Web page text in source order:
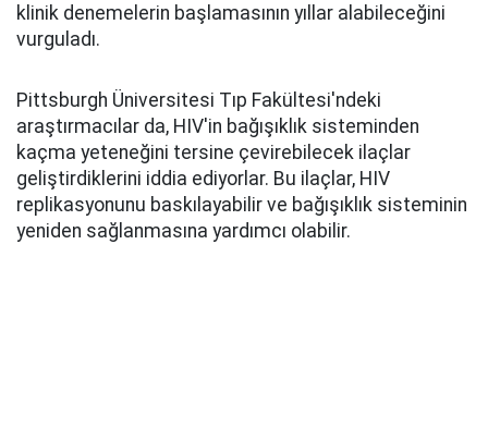
klinik denemelerin başlamasının yıllar alabileceğini
vurguladı.
Pittsburgh Üniversitesi Tıp Fakültesi'ndeki
araştırmacılar da, HIV'in bağışıklık sisteminden
kaçma yeteneğini tersine çevirebilecek ilaçlar
geliştirdiklerini iddia ediyorlar. Bu ilaçlar, HIV
replikasyonunu baskılayabilir ve bağışıklık sisteminin
yeniden sağlanmasına yardımcı olabilir.